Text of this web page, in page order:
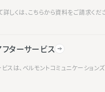
しくは、こちらから資料をご請求くだ
ターサービス
スは、ベルモントコミュニケーション